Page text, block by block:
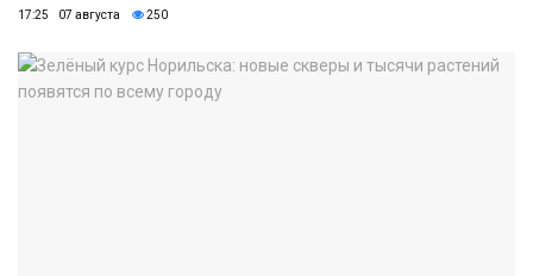
17:25 07 августа 250